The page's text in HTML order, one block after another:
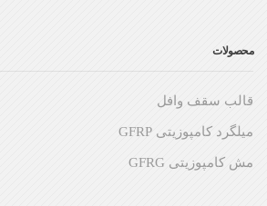
محصولات
قالب سقف وافل
میلگرد کامپوزیتی GFRP
مش کامپوزیتی GFRG